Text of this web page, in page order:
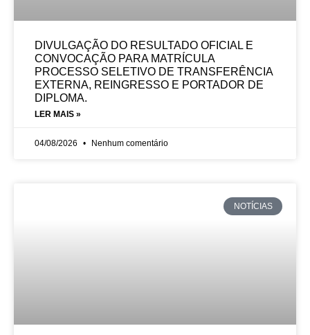
DIVULGAÇÃO DO RESULTADO OFICIAL E
CONVOCAÇÃO PARA MATRÍCULA
PROCESSO SELETIVO DE TRANSFERÊNCIA
EXTERNA, REINGRESSO E PORTADOR DE
DIPLOMA.
LER MAIS »
04/08/2026 Nenhum comentário
NOTÍCIAS